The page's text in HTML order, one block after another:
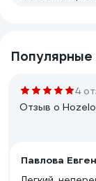
Популярные
4
Отзыв о
Павлова